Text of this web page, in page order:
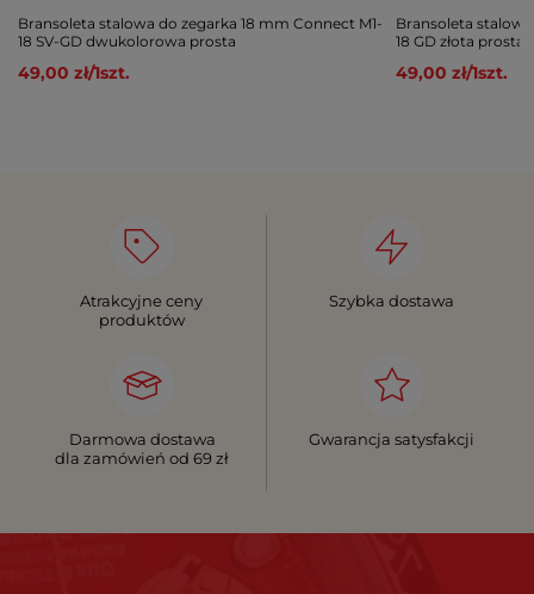
Bransoleta stalowa do zegarka 18 mm Connect M1-
18 SV-GD dwukolorowa prosta
49,00 zł/1szt.
Bransoleta
18 GD złota prosta
49,00 zł/1szt.
Atrakcyjne ceny
produktów
Szybka dostawa
Darmowa dostawa
dla zamówień od 69 zł
Gwarancja satysfakcji